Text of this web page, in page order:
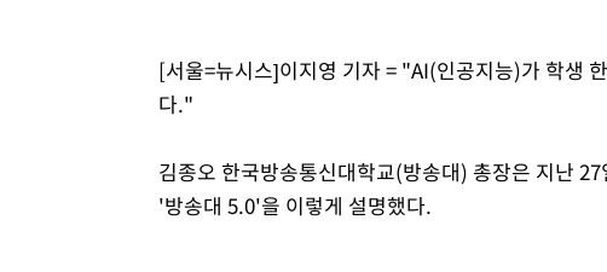
[서울=뉴시스]이지영 기자 = "AI(인공지능)가 학생
다."
김종오 한국방송통신대학교(방송대) 총장은 지난
'방송대 5.0'을 이렇게 설명했다.